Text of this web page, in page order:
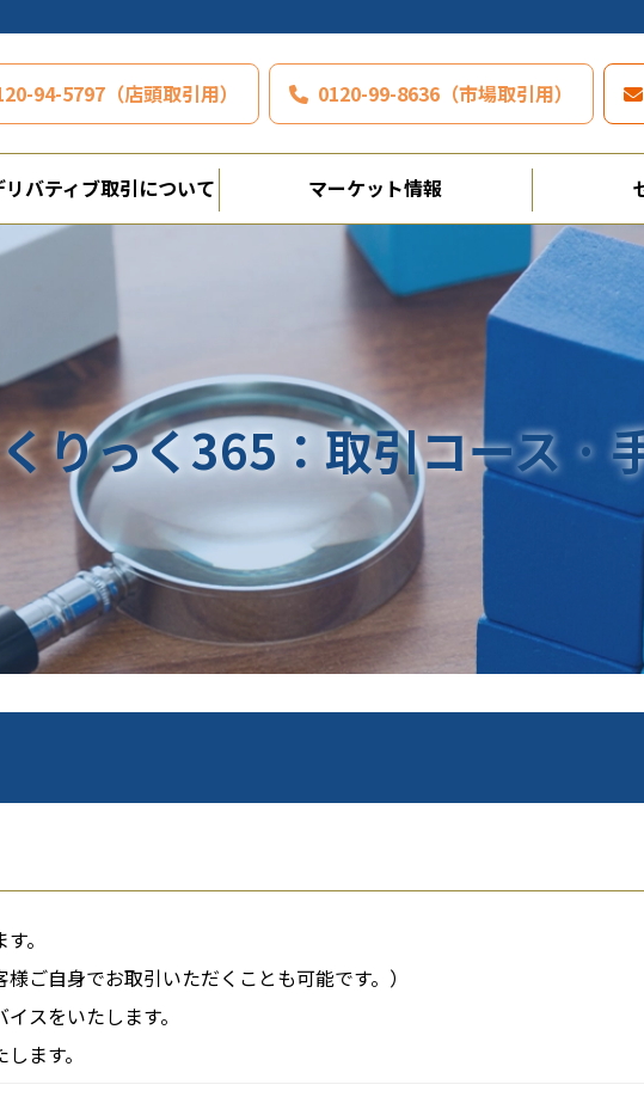
94-5797（店頭取引用） 0120-99-8636（市場取引用）
バティブ取引について マーケット情報
くりっく365：取引コース ·
。
様ご自身でお取引いただくことも可能です。）
スをいたします。
ます。